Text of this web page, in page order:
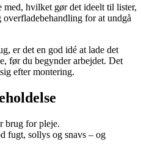
med, hvilket gør det ideelt til lister,
for at undgå
er det en god idé at lade det
før du begynder arbejdet. Det
efter montering.
brug for pleje.
fugt, sollys og snavs – og